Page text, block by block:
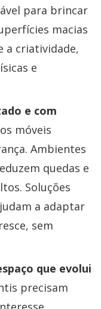
para brincar
macias
a criatividade,
e
e com
móveis
Ambientes
quedas e
Soluções
a adaptar
sem
que evolui
precisam